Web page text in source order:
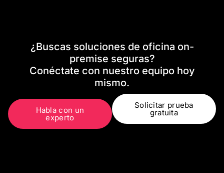
¿Buscas soluciones de oficina on-
premise seguras?
Conéctate con nuestro equipo hoy
mismo.
Habla con un
experto
Solicitar prueba
gratuita